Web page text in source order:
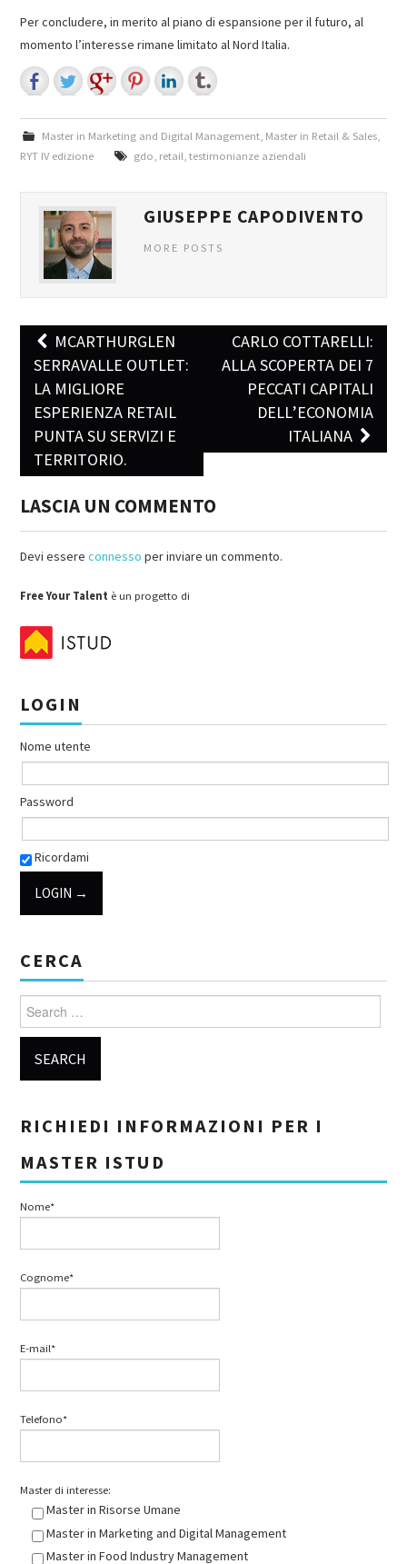
Per concludere, in merito al piano di espansione per il futuro, al
momento l’interesse rimane limitato al Nord Italia.
Master in Marketing and Digital Management, Master in Retail & Sales,
RYT IV edizione
gdo retail testimonianze aziendali
GIUSEPPE CAPODIVENTO
MORE POSTS
Post navigation
MCARTHURGLEN
SERRAVALLE OUTLET:
LA MIGLIORE
ESPERIENZA RETAIL
PUNTA SU SERVIZI E
TERRITORIO.
CARLO COTTARELLI:
ALLA SCOPERTA DEI 7
PECCATI CAPITALI
DELL’ECONOMIA
ITALIANA
LASCIA UN COMMENTO
Devi essereconnesso per inviare un commento.
Free Your Talent è un progetto di
LOGIN
Nome utente
Password
Ricordami
CERCA
Search for:
RICHIEDI INFORMAZIONI PER I
MASTER ISTUD
Nome*
Cognome*
E-mail*
Telefono*
Master di interesse:
Master in Risorse Umane
Master in Marketing and Digital Management
Master in Food Industry Management